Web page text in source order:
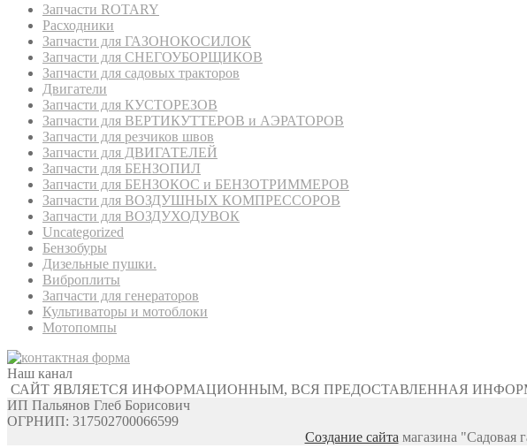
Запчасти ROTARY
Расходники
Запчасти для ГАЗОНОКОСИЛОК
Запчасти для СНЕГОУБОРЩИКОВ
Запчасти для садовых тракторов
Двигатели
Запчасти для КУСТОРЕЗОВ
Запчасти для ВЕРТИКУТТЕРОВ и АЭРАТОРОВ
Запчасти для резчиков швов
Запчасти для ДВИГАТЕЛЕЙ
Запчасти для БЕНЗОПИЛ
Запчасти для БЕНЗОКОС и БЕНЗОТРИММЕРОВ
Запчасти для ВОЗДУШНЫХ КОМПРЕССОРОВ
Запчасти для ВОЗДУХОДУВОК
Uncategorized
Бензобуры
Дизельные пушки.
Виброплиты
Запчасти для генераторов
Культиваторы и мотоблоки
Мотопомпы
Наш канал
САЙТ ЯВЛЯЕТСЯ ИНФОРМАЦИОННЫМ, ВСЯ ПРЕДОСТАВЛЕННАЯ
ИП Пальянов Глеб Борисович
ОГРНИП: 317502700066599
Создание сайта магазина "Садовая